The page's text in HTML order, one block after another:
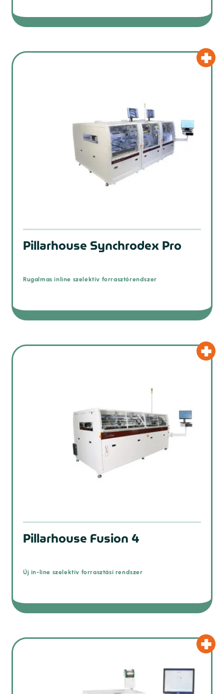
Pillarhouse Synchrodex Pro
Rugalmas inline szelektív forrasztórendszer
Pillarhouse Fusion 4
Új in-line szelektív forrasztási rendszer